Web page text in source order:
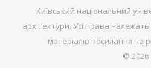
Київський національний
архітектури. Усі права
матеріалів посилання на
© 2026